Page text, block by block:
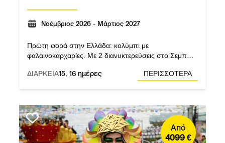
Νοέμβριος 2026 - Μάρτιος 2027
Πρώτη φορά στην Ελλάδα: κολύμπι με
φαλαινοκαρχαρίες. Με 2 διανυκτερεύσεις στο Σεμπού
ΔΙΑΡΚΕΙΑ15, 16 ημέρες ΠΕΡΙΣΣΟΤΕΡΑ
Από
4099 €